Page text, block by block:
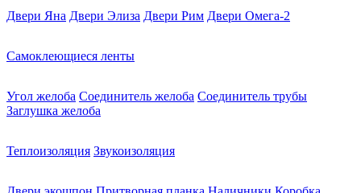
Двери Яна Двери Элиза Двери Рим Двери Омега-2
Самоклеющиеся ленты
Угол желоба Соединитель желоба Соединитель трубы
Заглушка желоба
Теплоизоляция Звукоизоляция